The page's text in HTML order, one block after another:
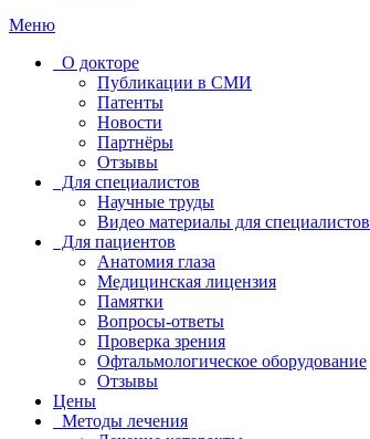
Меню
О докторе
Публикации в СМИ
Патенты
Новости
Партнёры
Отзывы
Для специалистов
Научные труды
Видео материалы для специалистов
Для пациентов
Анатомия глаза
Медицинская лицензия
Памятки
Вопросы-ответы
Проверка зрения
Офтальмологическое оборудование
Отзывы
Цены
Методы лечения